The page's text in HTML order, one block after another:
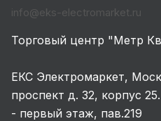
info@eks-electromarket.ru
Торговый центр "Метр
ЕКС Электромаркет,
проспект д. 32, корпус 25.
- первый этаж, пав.219